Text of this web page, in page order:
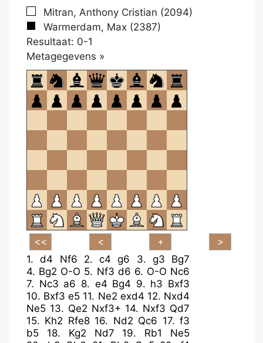
Mitran, Anthony Cristian (2094)
Warmerdam, Max (2387)
Resultaat: 0-1
Metagegevens »
om
te
openen.
1.d4 Nf6 2. c4 g6 3. g3
Bg7
4. Bg2 O-O 5. Nf3 d6 6. O-O Nc6
7. Nc3 a6 8. e4 Bg4 9. h3 Bxf3
10. Bxf3 e5 11. Ne2 exd4 12. Nxd4
Ne5 13. Qe2 Nxf3+ 14. Nxf3 Qd7
15. Kh2 Rfe8 16. Nd2 Qc6 17.f3
b5
18. Kg2 Nd7 19. Rb1
Ne5